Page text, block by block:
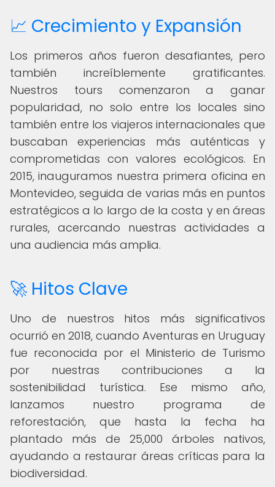
📈 Crecimiento y Expansión
Los primeros años fueron desafiantes, pero
también increíblemente gratificantes.
Nuestros tours comenzaron a ganar
popularidad, no solo entre los locales sino
también entre los viajeros internacionales que
buscaban experiencias más auténticas y
comprometidas con valores ecológicos. En
2015, inauguramos nuestra primera oficina en
Montevideo, seguida de varias más en puntos
estratégicos a lo largo de la costa y en áreas
rurales, acercando nuestras actividades a
una audiencia más amplia.
🚀 Hitos Clave
Uno de nuestros hitos más significativos
ocurrió en 2018, cuando Aventuras en Uruguay
fue reconocida por el Ministerio de Turismo
por nuestras contribuciones a la
sostenibilidad turística. Ese mismo año,
lanzamos nuestro programa de
reforestación, que hasta la fecha ha
plantado más de 25,000 árboles nativos,
ayudando a restaurar áreas críticas para la
biodiversidad.